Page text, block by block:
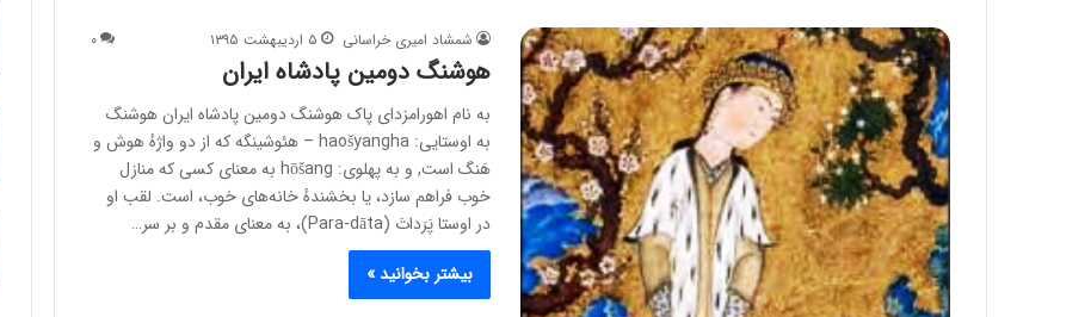
شمشاد امیری خراسانی ۵ اردیبهشت ۱۳۹۵ ۰
هوشنگ دومین پادشاه ایران
به نام اهورامزدای پاک هوشنگ دومین پادشاه ایران هوشنگ
به اوستایی: haošyangha – هئوشینگه که از دو واژهٔ هوش و
هَنگ است, و به پهلوی: hōšang به معنای کسی که منازل
خوب فراهم سازد، یا بخشندهٔ خانه‌های خوب، است. لقب او
در اوستا پَرَداتَ (Para-dāta)، به معنای مقدم و بر سر…
بیشتر بخوانید »